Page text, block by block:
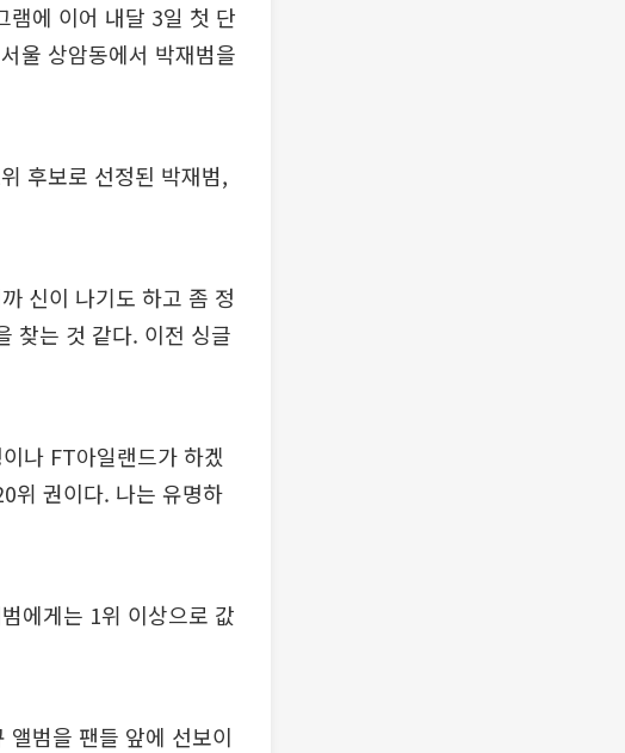
램에 이어 내달 3일 첫 단
울 상암동에서 박재범을
후보로 선정된 박재범,
신이 나기도 하고 좀 정
찾는 것 같다. 이전 싱글
나 FT아일랜드가 하겠
위 권이다. 나는 유명하
에게는 1위 이상으로 값
범을 팬들 앞에 선보이